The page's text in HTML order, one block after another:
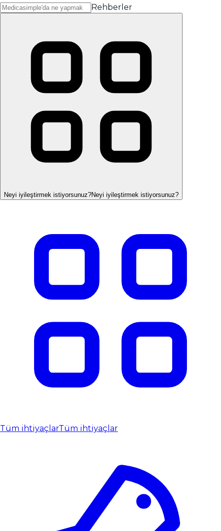
Rehberler
Neyi iyileştirmek istiyorsunuz?Neyi iyileştirmek istiyorsunuz?
Tüm ihtiyaçlarTüm ihtiyaçlar